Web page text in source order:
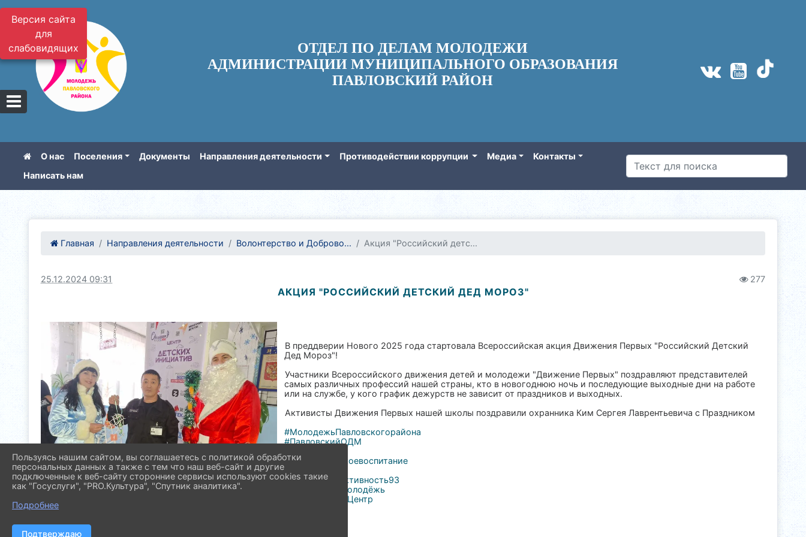
Версия сайта
для
слабовидящих
ОТДЕЛ ПО ДЕЛАМ МОЛОДЕЖИ
АДМИНИСТРАЦИИ МУНИЦИПАЛЬНОГО ОБРАЗОВАНИЯ
ПАВЛОВСКИЙ РАЙОН
О нас Поселения Документы Направления деятельности Противодействии коррупции Медиа
Контакты
Написать нам
Главная Направления деятельности Волонтерство и Доброво... Акция "Российский детс...
25.12.2024 09:31 277
АКЦИЯ "РОССИЙСКИЙ ДЕТСКИЙ ДЕД МОРОЗ"
В преддверии Нового 2025 года стартовала Всероссийская акция Движения Первых "Российский Детский
Дед Мороз"!
Участники Всероссийского движения детей и молодежи "Движение Первых" поздравляют представителей
самых различных профессий нашей страны, кто в новогоднюю ночь и последующие выходные дни на работе
или на службе, у кого график дежурств не зависит от праздников и выходных.
Активисты Движения Первых нашей школы поздравили охранника Ким Сергея Лаврентьевича с Праздником
#МолодежьПавловскогорайона
#ПавловскийОДМ
#патриотическоевоспитание
#волонтеры
#социальнаяактивность93
#ПавловскаяМолодёжь
#МолодёжныйЦентр
Пользуясь нашим сайтом, вы соглашаетесь с политикой обработки
персональных данных а также с тем что наш веб-сайт и другие
подключенные к веб-сайту сторонние сервисы используют cookies такие
как "Госуслуги", "PRO.Культура", "Спутник аналитика".
Подробнее
Подтверждаю